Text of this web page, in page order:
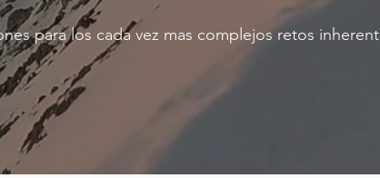
para los cada vez mas complejos retos